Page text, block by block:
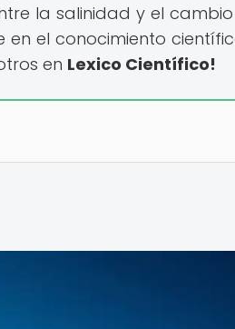
la salinidad y el
en el conocimiento
en Lexico Científico!